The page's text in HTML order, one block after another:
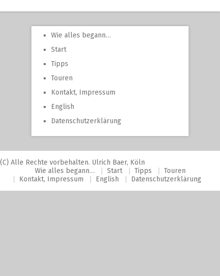
Wie alles begann…
Start
Tipps
Touren
Kontakt, Impressum
English
Datenschutzerklärung
(C) Alle Rechte vorbehalten. Ulrich Baer, Köln
Wie alles begann…
Start Tipps
Touren
Kontakt, Impressum
English Datenschutzerklärung